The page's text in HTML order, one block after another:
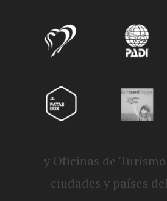
y Oficinas de
ciudades y países